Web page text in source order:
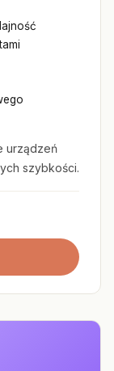
urządzeń
szybkości.